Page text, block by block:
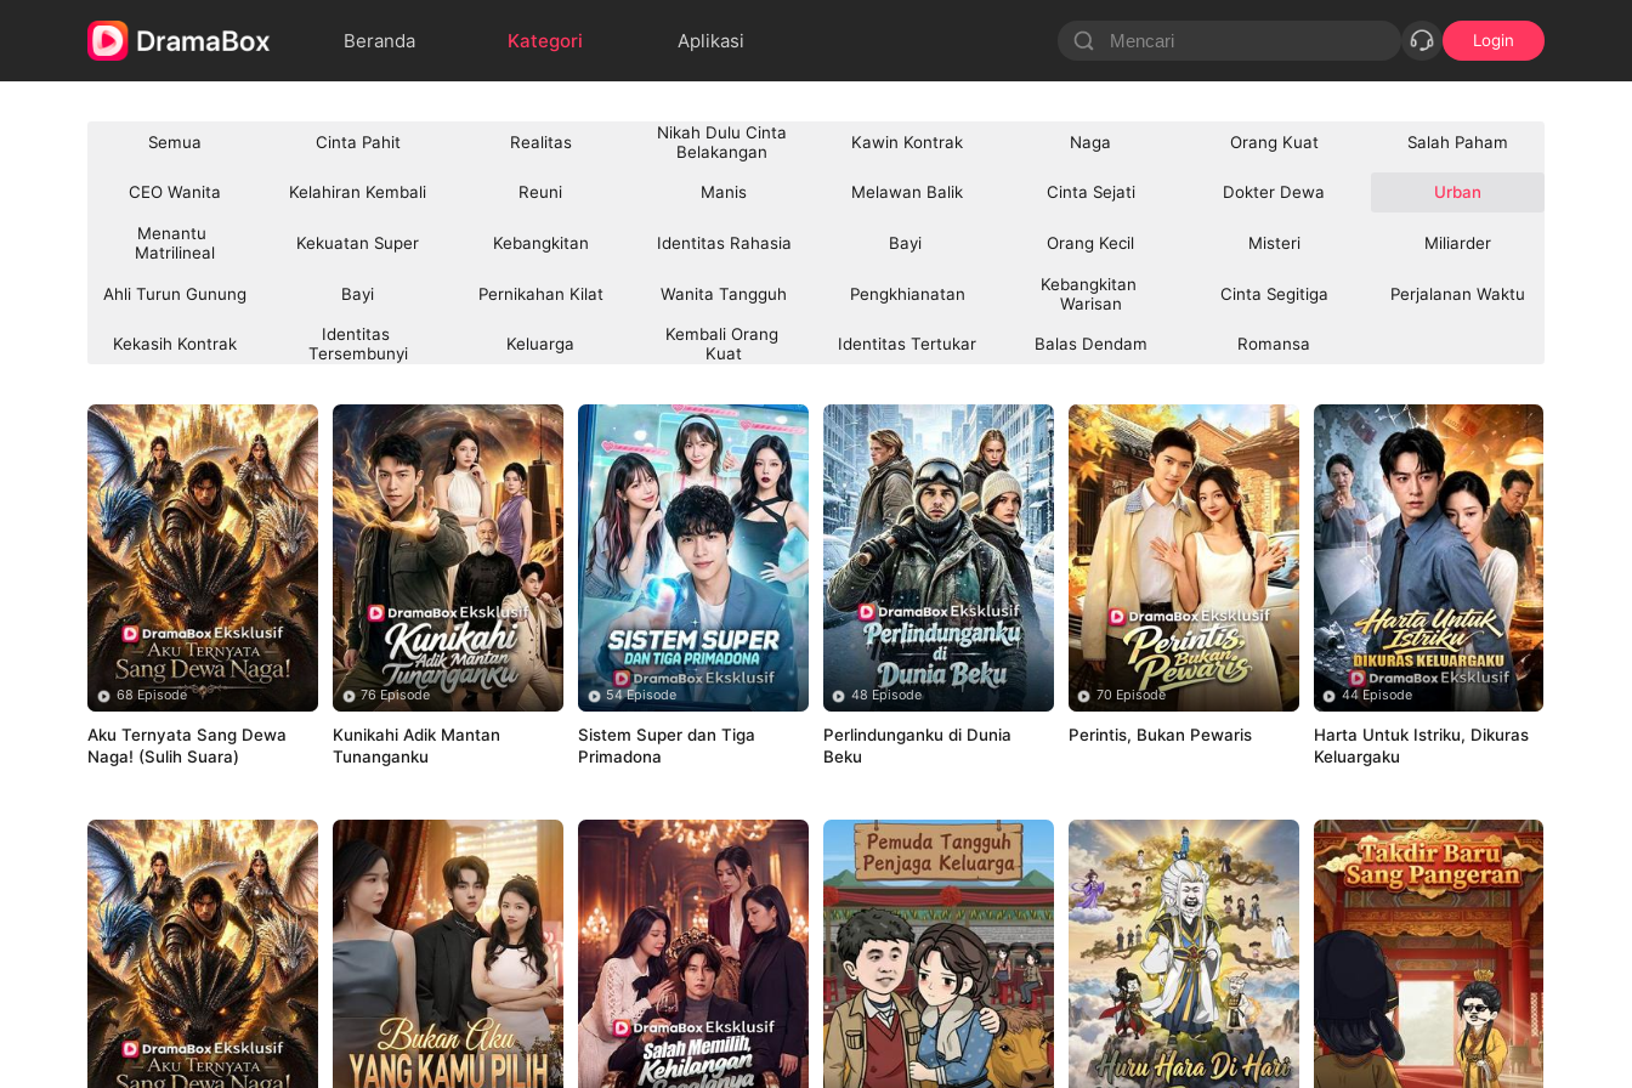
Beranda Kategori Aplikasi Login
Semua Cinta Pahit Realitas
Nikah Dulu Cinta
Belakangan
Kawin Kontrak Naga Orang Kuat Salah Paham
CEO Wanita Kelahiran Kembali Reuni Manis Melawan Balik Cinta Sejati Dokter Dewa Urban
Menantu
Matrilineal
Kekuatan Super Kebangkitan Identitas Rahasia Bayi Orang Kecil Misteri Miliarder
Ahli Turun Gunung Bayi Pernikahan Kilat Wanita Tangguh Pengkhianatan
Kebangkitan
Warisan
Cinta Segitiga Perjalanan Waktu
Kekasih Kontrak
Identitas
Tersembunyi
Keluarga
Kembali Orang
Kuat
Identitas Tertukar Balas Dendam Romansa
68 Episode
Aku Ternyata Sang Dewa
Naga! (Sulih Suara)
76 Episode
Kunikahi Adik Mantan
Tunanganku
54 Episode
Sistem Super dan Tiga
Primadona
48 Episode
Perlindunganku di Dunia
Beku
70 Episode
Perintis, Bukan Pewaris
44 Episode
Harta Untuk Istriku, Dikuras
Keluargaku